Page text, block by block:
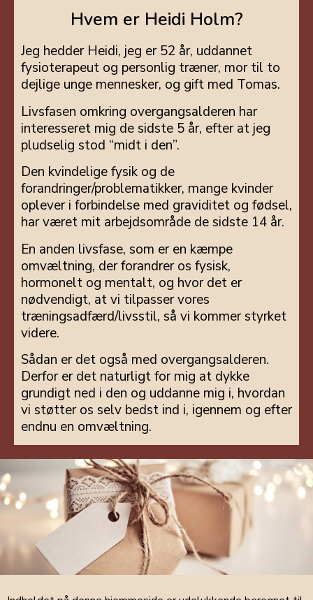
Hvem er Heidi Holm?
Jeg hedder Heidi, jeg er 52 år, uddannet
fysioterapeut og personlig træner, mor til to
dejlige unge mennesker, og gift med Tomas.
Livsfasen omkring overgangsalderen har
interesseret mig de sidste 5 år, efter at jeg
pludselig stod “midt i den”.
Den kvindelige fysik og de
forandringer/problematikker, mange kvinder
oplever i forbindelse med graviditet og fødsel,
har været mit arbejdsområde de sidste 14 år.
En anden livsfase, som er en kæmpe
omvæltning, der forandrer os fysisk,
hormonelt og mentalt, og hvor det er
nødvendigt, at vi tilpasser vores
træningsadfærd/livsstil, så vi kommer styrket
videre.
Sådan er det også med overgangsalderen.
Derfor er det naturligt for mig at dykke
grundigt ned i den og uddanne mig i, hvordan
vi støtter os selv bedst ind i, igennem og efter
endnu en omvæltning.